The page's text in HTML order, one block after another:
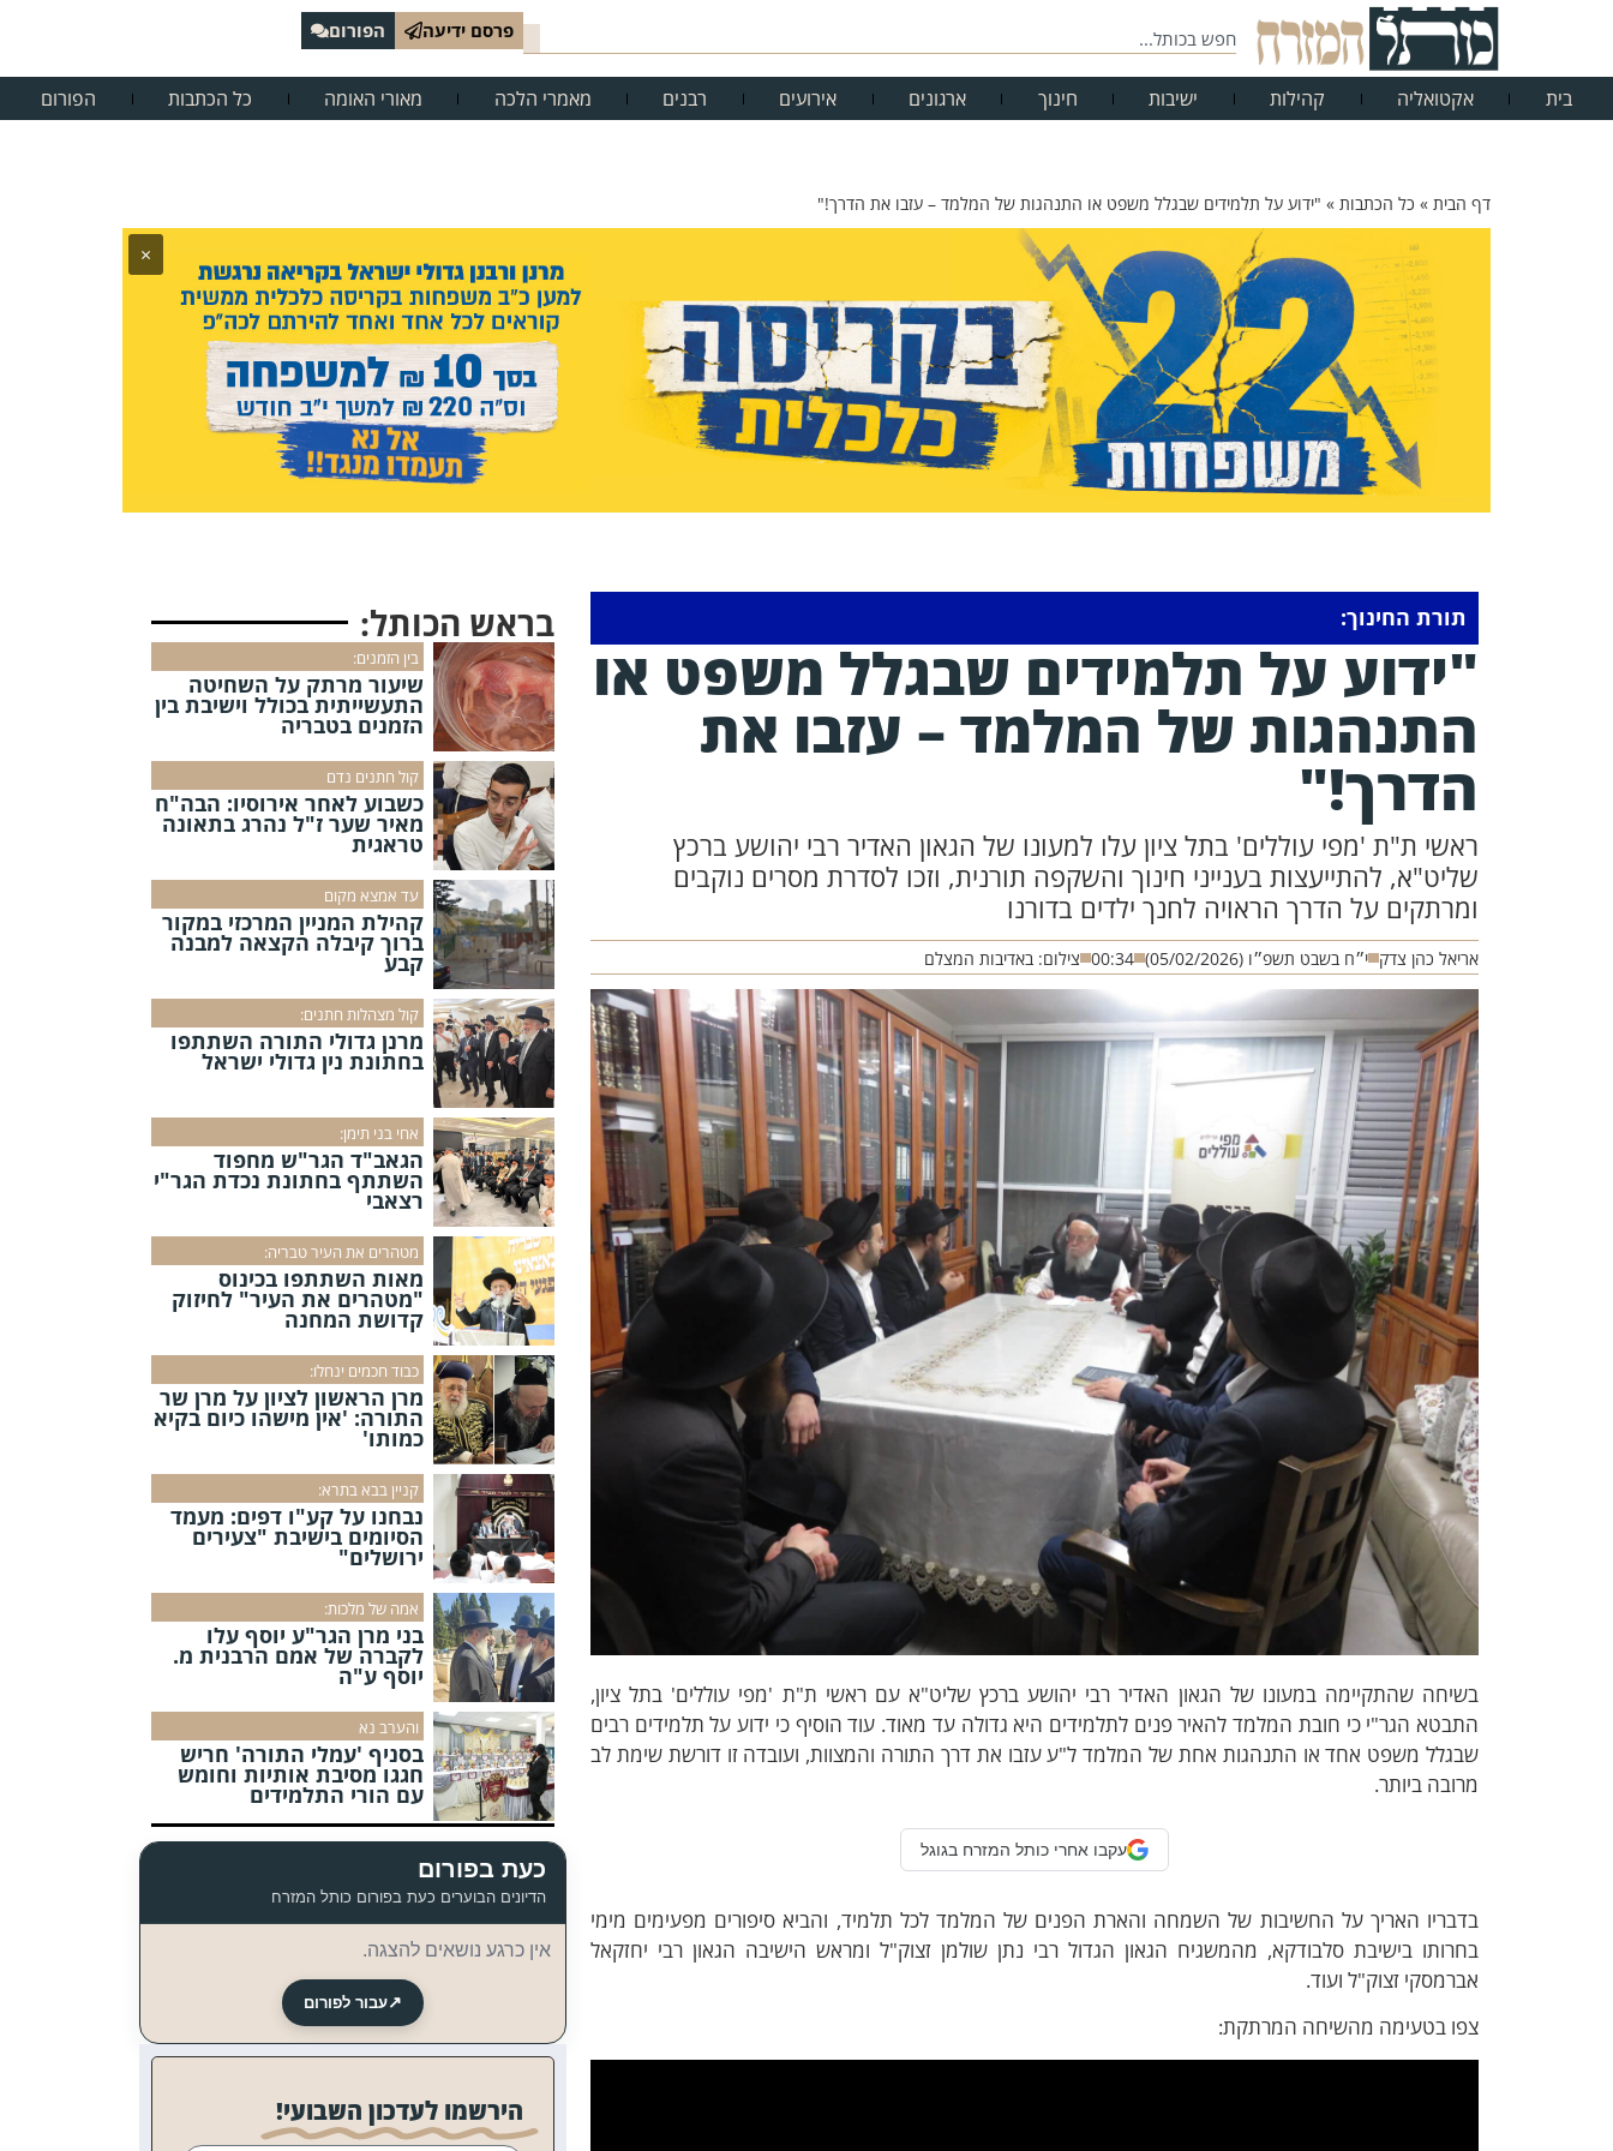
פרסם ידיעה הפורום
בית אקטואליה קהילות ישיבות חינוך ארגונים אירועים רבנים מאמרי הלכה מאורי האומה כל הכתבות הפורום
דף הבית » כל הכתבות » "ידוע על תלמידים שבגלל משפט או התנהגות של המלמד – עזבו את הדרך!"
×
תורת החינוך:
"ידוע על תלמידים שבגלל משפט או
התנהגות של המלמד – עזבו את
הדרך!"
ראשי ת"ת 'מפי עוללים' בתל ציון עלו למעונו של הגאון האדיר רבי יהושע ברכץ
שליט"א, להתייעצות בענייני חינוך והשקפה תורנית, וזכו לסדרת מסרים נוקבים
ומרתקים על הדרך הראויה לחנך ילדים בדורנו
אריאל כהן צדק י״ח בשבט תשפ״ו (05/02/2026) 00:34 צילום: באדיבות המצלם
בשיחה שהתקיימה במעונו של הגאון האדיר רבי יהושע ברכץ שליט"א עם ראשי ת"ת 'מפי עוללים' בתל ציון,
התבטא הגר"י כי חובת המלמד להאיר פנים לתלמידים היא גדולה עד מאוד. עוד הוסיף כי ידוע על תלמידים רבים
שבגלל משפט אחד או התנהגות אחת של המלמד ל"ע עזבו את דרך התורה והמצוות, ועובדה זו דורשת שימת לב
מרובה ביותר.
עקבו אחרי כותל המזרח בגוגל
בדבריו האריך על החשיבות של השמחה והארת הפנים של המלמד לכל תלמיד, והביא סיפורים מפעימים מימי
בחרותו בישיבת סלבודקא, מהמשגיח הגאון הגדול רבי נתן שולמן זצוק"ל ומראש הישיבה הגאון רבי יחזקאל
אברמסקי זצוק"ל ועוד.
צפו בטעימה מהשיחה המרתקת:
בראש הכותל:
בין הזמנים:
שיעור מרתק על השחיטה
התעשייתית בכולל וישיבת בין
הזמנים בטבריה
קול חתנים נדם
כשבוע לאחר אירוסיו: הבה"ח
מאיר שער ז"ל נהרג בתאונה
טראגית
עד אמצא מקום
קהילת המניין המרכזי במקור
ברוך קיבלה הקצאה למבנה
קבע
קול מצהלות חתנים:
מרנן גדולי התורה השתתפו
בחתונת נין גדולי ישראל
אחי בני תימן:
הגאב"ד הגר"ש מחפוד
השתתף בחתונת נכדת הגר"י
רצאבי
מטהרים את העיר טבריה:
מאות השתתפו בכינוס
"מטהרים את העיר" לחיזוק
קדושת המחנה
כבוד חכמים ינחלו:
מרן הראשון לציון על מרן שר
התורה: 'אין מישהו כיום בקיא
כמותו'
קניין בבא בתרא:
נבחנו על קע"ו דפים: מעמד
הסיומים בישיבת "צעירים
ירושלים"
אמה של מלכות:
בני מרן הגר"ע יוסף עלו
לקברה של אמם הרבנית מ.
יוסף ע"ה
והערב נא
בסניף 'עמלי התורה' חריש
חגגו מסיבת אותיות וחומש
עם הורי התלמידים
כעת בפורום
הדיונים הבוערים כעת בפורום כותל המזרח
אין כרגע נושאים להצגה.
↗עבור לפורום
הירשמו לעדכון השבועי!